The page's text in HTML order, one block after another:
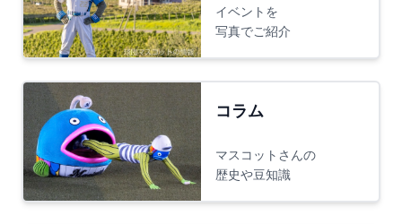
イベントを
写真でご紹介
コラム
マスコットさんの
歴史や豆知識